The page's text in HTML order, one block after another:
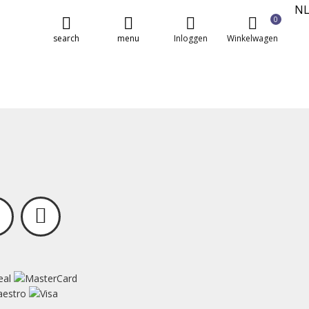
NL
0
Winkelwagen
Inloggen
menu
search